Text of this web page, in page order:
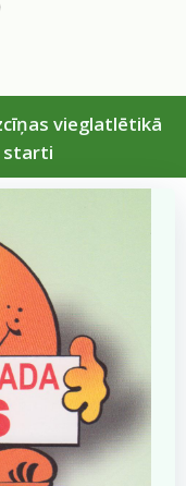
vieglatlētikā
starti